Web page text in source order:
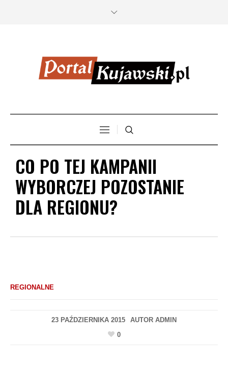
CO PO TEJ KAMPANII
WYBORCZEJ POZOSTANIE
DLA REGIONU?
REGIONALNE
23 PAŹDZIERNIKA 2015 AUTOR ADMIN
0